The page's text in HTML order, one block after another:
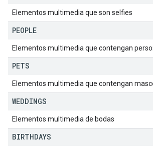
Elementos multimedia que son selfies
PEOPLE
Elementos multimedia que contengan
PETS
Elementos multimedia que contengan
WEDDINGS
Elementos multimedia de bodas
BIRTHDAYS